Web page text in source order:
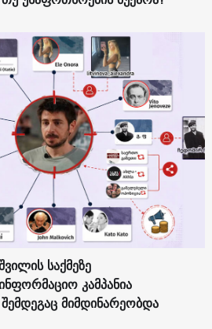
საქმეზე
კამპანია
მიმდინარეობდა